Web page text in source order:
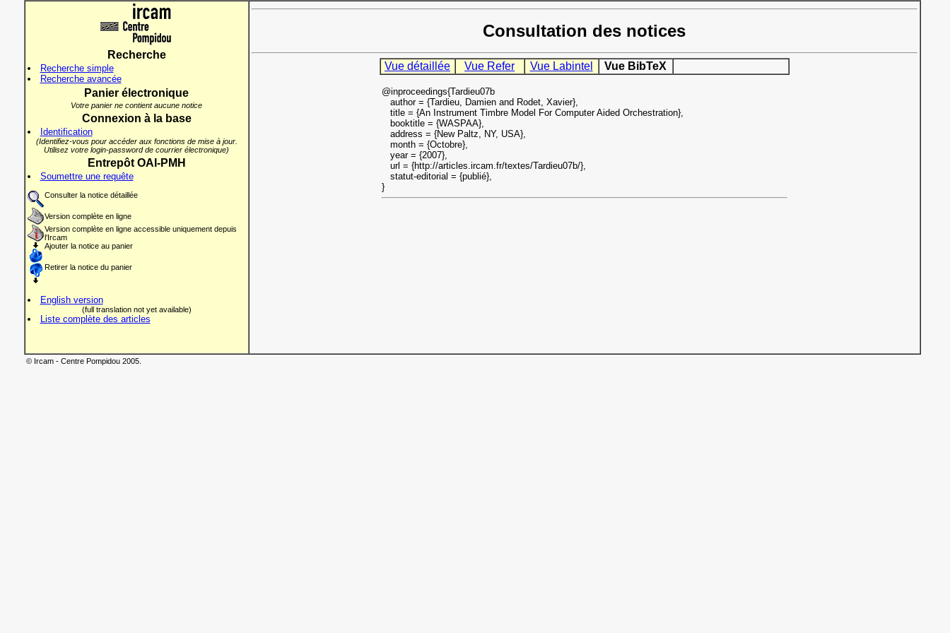
Recherche
Recherche simple
Recherche avancée
Panier électronique
Votre panier ne contient aucune notice
Connexion à la base
Identification
(Identifiez-vous pour accéder aux fonctions de mise à jour.
Utilisez votre login-password de courrier électronique)
Entrepôt OAI-PMH
Soumettre une requête
Consulter la notice détaillée
Version complète en ligne
Version complète en ligne accessible uniquement depuis
l'Ircam
Ajouter la notice au panier
Retirer la notice du panier
English version
(full translation not yet available)
Liste complète des articles
Consultation des notices
Vue détaillée Vue Refer Vue Labintel Vue BibTeX
@inproceedings{Tardieu07b
author = {Tardieu, Damien and Rodet, Xavier},
title = {An Instrument Timbre Model For Computer Aided Orchestration},
booktitle = {WASPAA},
address = {New Paltz, NY, USA},
month = {Octobre},
year = {2007},
url = {http://articles.ircam.fr/textes/Tardieu07b/},
statut-editorial = {publié},
}
© Ircam - Centre Pompidou 2005.